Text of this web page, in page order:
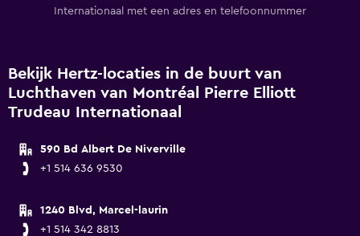
Internationaal met een adres en telefoonnummer
Bekijk Hertz-locaties in de buurt van
Luchthaven van Montréal Pierre Elliott
Trudeau Internationaal
590 Bd Albert De Niverville
+1 514 636 9530
1240 Blvd, Marcel-laurin
+1 514 342 8813